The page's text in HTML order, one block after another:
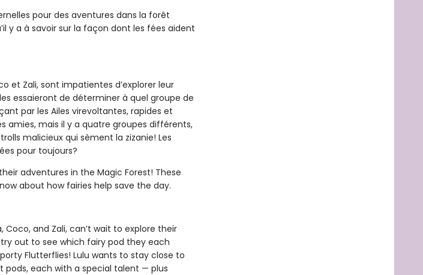
pour des aventures dans la forêt
y a à savoir sur la façon dont les fées aident
et Zali, sont impatientes d’explorer leur
essaieront de déterminer à quel groupe de
par les Ailes virevoltantes, rapides et
amies, mais il y a quatre groupes différents,
malicieux qui sèment la zizanie! Les
pour toujours?
adventures in the Magic Forest! These
about how fairies help save the day.
Coco, and Zali, can’t wait to explore their
out to see which fairy pod they each
Flutterflies! Lulu wants to stay close to
each with a special talent — plus